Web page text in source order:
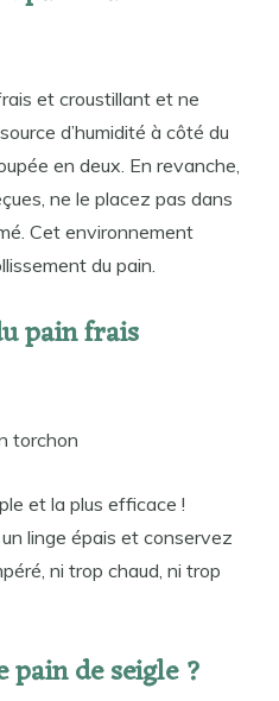
et croustillant et ne
d’humidité à côté du
en deux. En revanche,
ne le placez pas dans
Cet environnement
du pain.
pain frais
torchon
et la plus efficace !
linge épais et conservez
ni trop chaud, ni trop
de seigle ?